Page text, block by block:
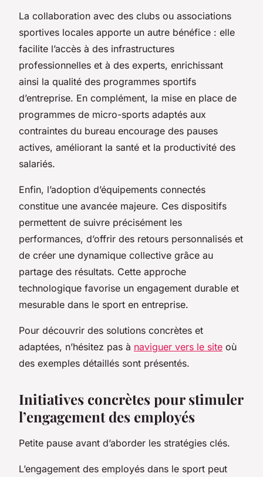
La collaboration avec des clubs ou associations
sportives locales apporte un autre bénéfice : elle
facilite l’accès à des infrastructures
professionnelles et à des experts, enrichissant
ainsi la qualité des programmes sportifs
d’entreprise. En complément, la mise en place de
programmes de micro-sports adaptés aux
contraintes du bureau encourage des pauses
actives, améliorant la santé et la productivité des
salariés.
Enfin, l’adoption d’équipements connectés
constitue une avancée majeure. Ces dispositifs
permettent de suivre précisément les
performances, d’offrir des retours personnalisés et
de créer une dynamique collective grâce au
partage des résultats. Cette approche
technologique favorise un engagement durable et
mesurable dans le sport en entreprise.
Pour découvrir des solutions concrètes et
adaptées, n’hésitez pas à naviguer vers le site où
des exemples détaillés sont présentés.
Initiatives concrètes pour stimuler
l’engagement des employés
Petite pause avant d’aborder les stratégies clés.
L’engagement des employés dans le sport peut